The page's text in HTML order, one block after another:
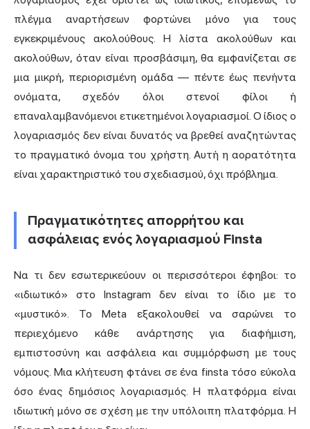
πλέγμα αναρτήσεων φορτώνει μόνο για τους
εγκεκριμένους ακολούθους. Η λίστα ακολούθων και
ακολούθων, όταν είναι προσβάσιμη, θα εμφανίζεται σε
μια μικρή, περιορισμένη ομάδα — πέντε έως πενήντα
ονόματα, σχεδόν όλοι στενοί φίλοι ή
επαναλαμβανόμενοι ετικετημένοι λογαριασμοί. Ο ίδιος ο
λογαριασμός δεν είναι δυνατός να βρεθεί αναζητώντας
το πραγματικό όνομα του χρήστη. Αυτή η αορατότητα
είναι χαρακτηριστικό του σχεδιασμού, όχι πρόβλημα.
Πραγματικότητες απορρήτου και
ασφάλειας ενός λογαριασμού Finsta
Να τι δεν εσωτερικεύουν οι περισσότεροι έφηβοι: το
«ιδιωτικό» στο Instagram δεν είναι το ίδιο με το
«μυστικό». Το Meta εξακολουθεί να σαρώνει το
περιεχόμενο κάθε ανάρτησης για διαφήμιση,
εμπιστοσύνη και ασφάλεια και συμμόρφωση με τους
νόμους. Μια κλήτευση φτάνει σε ένα finsta τόσο εύκολα
όσο ένας δημόσιος λογαριασμός. Η πλατφόρμα είναι
ιδιωτική μόνο σε σχέση με την υπόλοιπη πλατφόρμα. Η